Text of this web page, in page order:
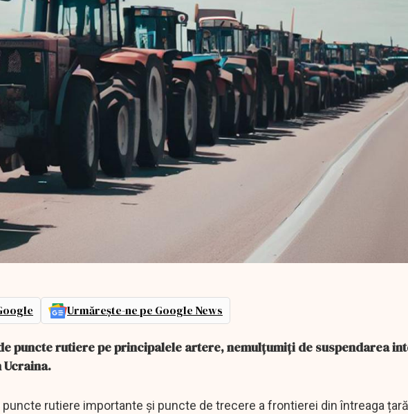
Urmărește-ne pe Google News
puncte rutiere pe principalele artere, nemulțumiți de suspendarea
rutiere importante și puncte de trecere a frontierei din întreaga